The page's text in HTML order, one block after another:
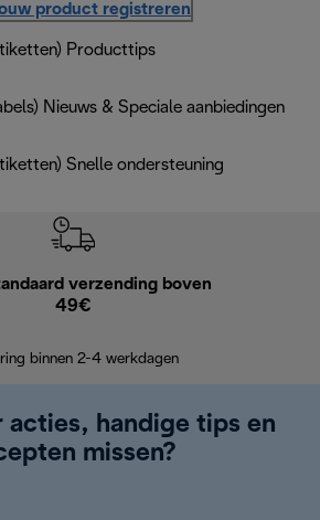
product registreren
Producttips
Nieuws & Speciale aanbiedingen
Snelle ondersteuning
verzending boven
49€
binnen 2-4 werkdagen
acties, handige tips en
missen?